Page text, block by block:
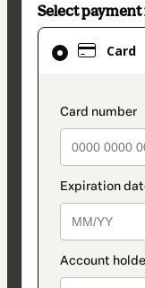
Select
Card
Card
selected
method